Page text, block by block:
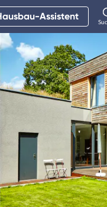
Assistent
Anmelden